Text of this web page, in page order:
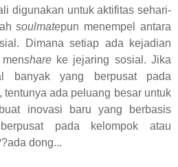
digunakan untuk aktifitas sehari-
soulmatepun menempel antara
Dimana setiap ada kejadian
shareke jejaring sosial. Jika
banyak yang berpusat pada
ada peluang besar untuk
inovasi baru yang berbasis
pada kelompok atau
dong...